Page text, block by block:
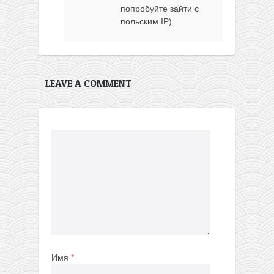
попробуйте зайти с
польским IP)
LEAVE A COMMENT
Имя *